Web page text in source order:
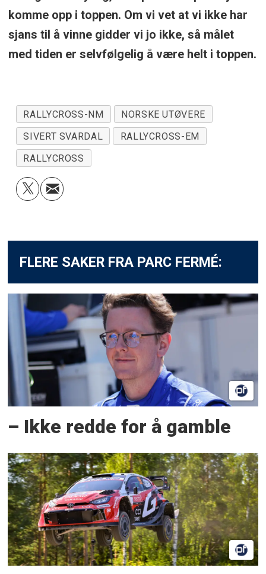
komme opp i toppen. Om vi vet at vi ikke har
sjans til å vinne gidder vi jo ikke, så målet
med tiden er selvfølgelig å være helt i toppen.
RALLYCROSS-NM
NORSKE UTØVERE
SIVERT SVARDAL
RALLYCROSS-EM
RALLYCROSS
FLERE SAKER FRA PARC FERMÉ:
– Ikke redde for å gamble